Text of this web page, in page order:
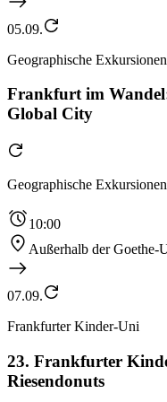
05.09.
Geographische Exkursionen
Frankfurt im
Global City
Geographische Exkursionen
10:00
Außerhalb der Goethe-
07.09.
Frankfurter Kinder-Uni
23. Frankfurter
Riesendonuts